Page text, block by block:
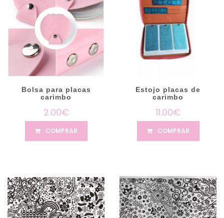
Bolsa para placas
carimbo
2.00€
COMPRAR
Estojo placas de
carimbo
11.00€
COMPRAR